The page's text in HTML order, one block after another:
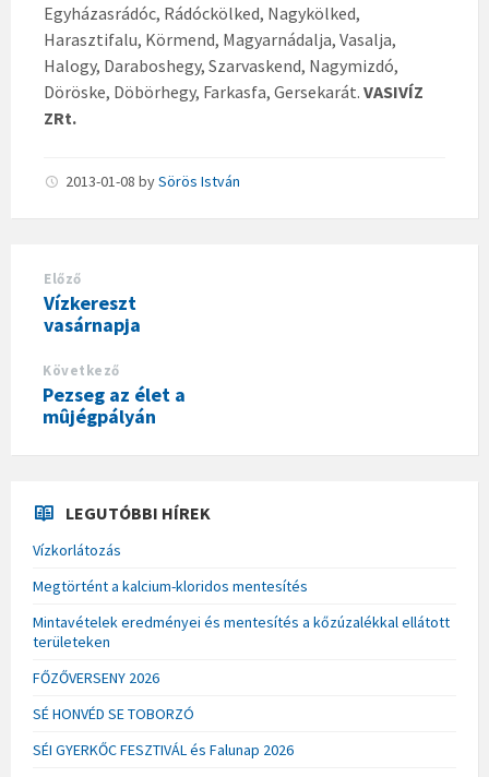
Egyházasrádóc, Rádóckölked, Nagykölked,
Harasztifalu, Körmend, Magyarnádalja, Vasalja,
Halogy, Daraboshegy, Szarvaskend, Nagymizdó,
Döröske, Döbörhegy, Farkasfa, Gersekarát. VASIVÍZ
ZRt.
2013-01-08 bySörös István
Előző
Vízkereszt
vasárnapja
Következő
Pezseg az élet a
mûjégpályán
LEGUTÓBBI HÍREK
Vízkorlátozás
Megtörtént a kalcium-kloridos mentesítés
Mintavételek eredményei és mentesítés a kőzúzalékkal ellátott
területeken
FŐZŐVERSENY 2026
SÉ HONVÉD SE TOBORZÓ
SÉI GYERKŐC FESZTIVÁL és Falunap 2026